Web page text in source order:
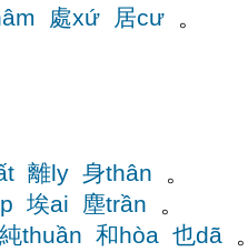
處xứ 居cư 。
離ly 身thân 。
埃ai 塵trần 。
純thuần 和hòa 也dã 。